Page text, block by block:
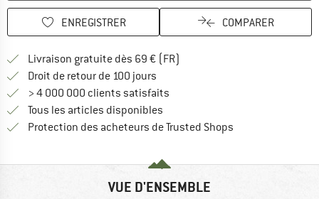
ENREGISTRER COMPARER
Livraison gratuite dès 69 € (FR)
Droit de retour de 100 jours
> 4 000 000 clients satisfaits
Tous les articles disponibles
Protection des acheteurs de Trusted Shops
VUE D'ENSEMBLE